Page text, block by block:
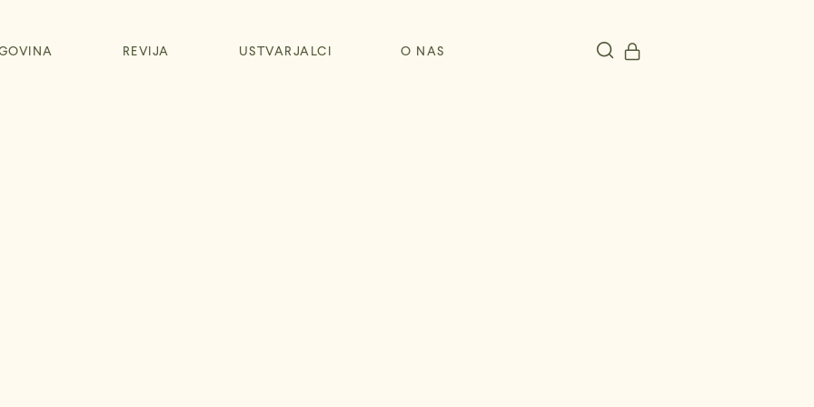
REVIJA USTVARJALCI O NAS